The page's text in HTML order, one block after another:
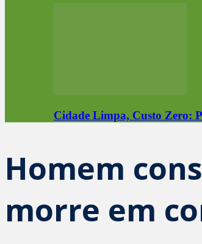
Cidade Limpa, Custo Zero:
Homem
morre em